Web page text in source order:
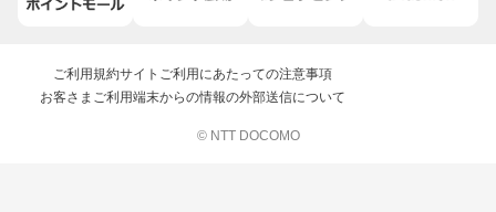
ご利用規約サイトご利用にあたっての注意事項
お客さまご利用端末からの情報の外部送信について
© NTT DOCOMO